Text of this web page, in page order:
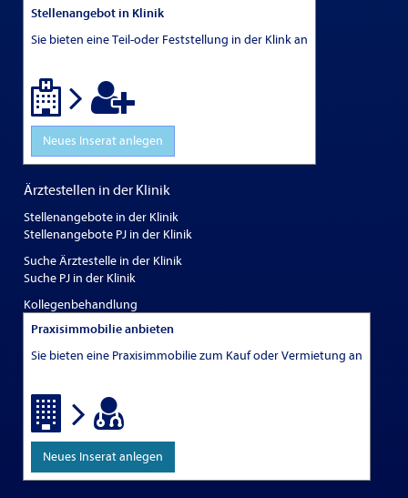
Stellenangebot in Klinik
Sie bieten eine Teil-oder Feststellung in der Klink an
Neues Inserat anlegen
Ärztestellen in der Klinik
Stellenangebote in der Klinik
Stellenangebote PJ in der Klinik
Suche Ärztestelle in der Klinik
Suche PJ in der Klinik
Kollegenbehandlung
Praxisimmobilie anbieten
Sie bieten eine Praxisimmobilie zum Kauf oder Vermietung an
Neues Inserat anlegen